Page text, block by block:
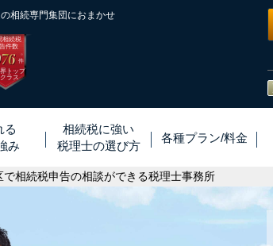
相続専門集団におまかせ
相続税
件数
※
件
トップ
クラス
る
み
相続税に強い
税理士の選び方
各種プラン/料金
相続税申告の相談ができる税理士事務所